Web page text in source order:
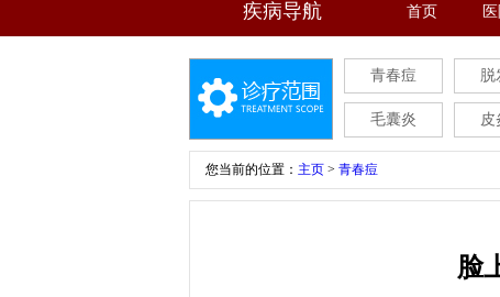
疾病导航 首页
青春痘 脱
毛囊炎 皮
您当前的位置： 主页 > 青春痘
脸